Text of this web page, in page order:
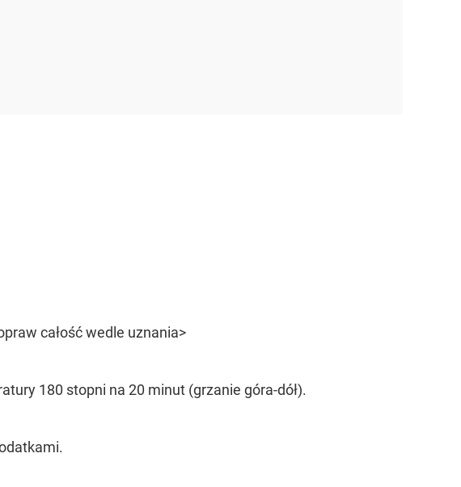
całość wedle uznania>
180 stopni na 20 minut (grzanie góra-dół).